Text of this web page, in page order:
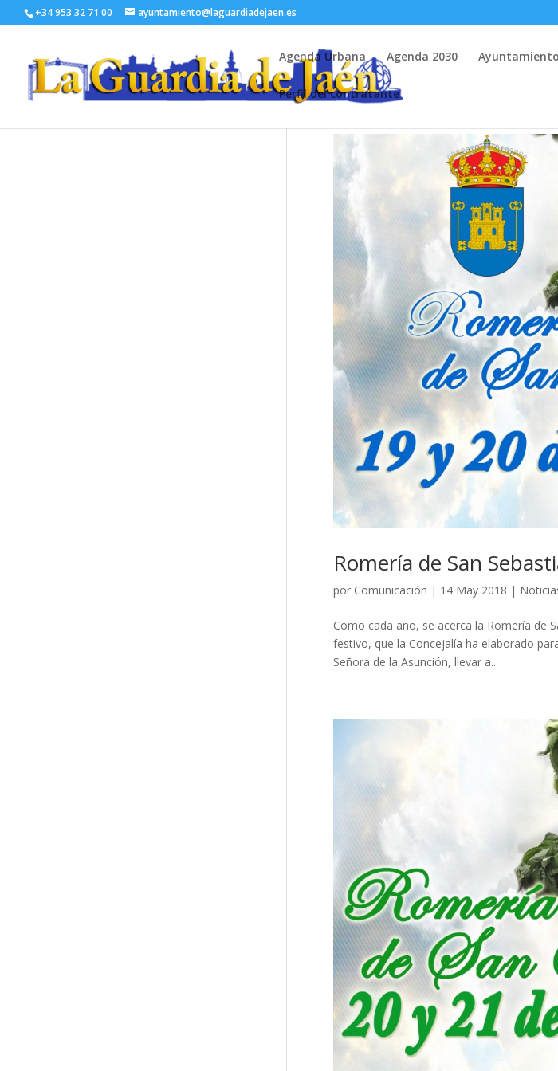
+34 953 32 71 00 ayuntamiento@laguardiadejaen.es
Agenda Urbana Agenda 2030 Ayuntamiento
Perfil del contratante
Romería de San
por Comunicación | 14 May 2018 |
Como cada año, se acerca la Romería de
festivo, que la Concejalía ha elaborado
Señora de la Asunción, llevar a...